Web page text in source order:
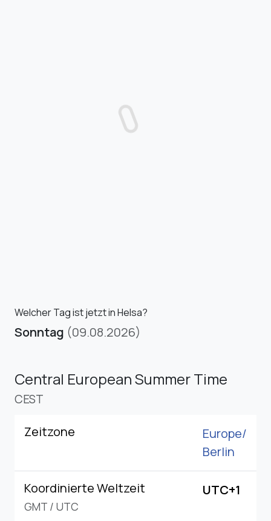
Welcher Tag ist jetzt in Helsa?
Sonntag (09.08.2026)
Central European Summer Time
CEST
Zeitzone
Europe/
Berlin
Koordinierte Weltzeit
GMT / UTC
UTC+1